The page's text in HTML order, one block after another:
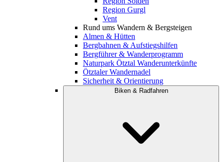
Region Gurgl
Vent
Rund ums Wandern & Bergsteigen
Almen & Hütten
Bergbahnen & Aufstiegshilfen
Bergführer & Wanderprogramm
Naturpark Ötztal Wanderunterkünfte
Ötztaler Wandernadel
Sicherheit & Orientierung
Biken & Radfahren